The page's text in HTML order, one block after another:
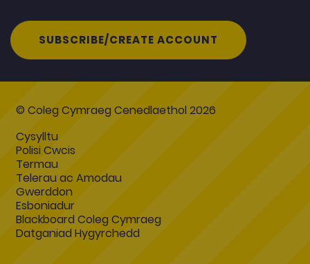
SUBSCRIBE/CREATE ACCOUNT
© Coleg Cymraeg Cenedlaethol 2026
Cysylltu
Polisi Cwcis
Termau
Telerau ac Amodau
Gwerddon
Esboniadur
Blackboard Coleg Cymraeg
Datganiad Hygyrchedd